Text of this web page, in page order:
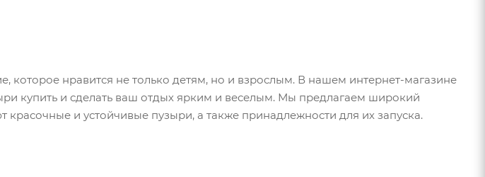
которое нравится не только детям, но и взрослым. В нашем интернет-магазине
купить и сделать ваш отдых ярким и веселым. Мы предлагаем широкий
и устойчивые пузыри, а также принадлежности для их запуска.